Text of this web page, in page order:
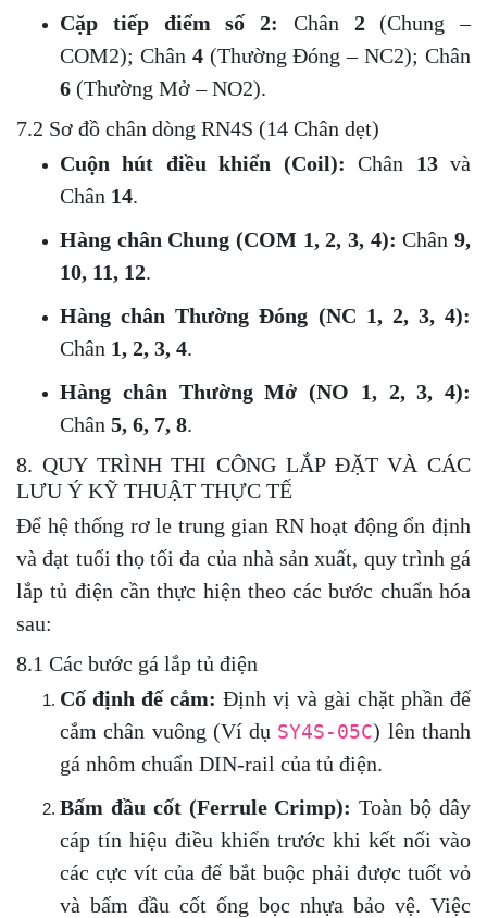
Cặp tiếp điểm số 2: Chân 2(Chung –
COM2); Chân 4(Thường Đóng – NC2); Chân
6 (Thường Mở – NO2).
7.2 Sơ đồ chân dòng RN4S (14 Chân dẹt)
Cuộn hút điều khiển (Coil): Chân 13và
Chân 14.
Hàng chân Chung (COM 1, 2, 3, 4): Chân9,
10, 11, 12.
Hàng chân Thường Đóng (NC 1, 2, 3, 4):
Chân 1, 2, 3, 4.
Hàng chân Thường Mở (NO 1, 2, 3, 4):
Chân 5, 6, 7, 8.
8. QUY TRÌNH THI CÔNG LẮP ĐẶT VÀ CÁC
LƯU Ý KỸ THUẬT THỰC TẾ
Để hệ thống rơ le trung gian RN hoạt động ổn định
và đạt tuổi thọ tối đa của nhà sản xuất, quy trình gá
lắp tủ điện cần thực hiện theo các bước chuẩn hóa
sau:
8.1 Các bước gá lắp tủ điện
Cố định đế cắm: Định vị và gài chặt phần đế
cắm chân vuông (Ví dụ SY4S-05C) lên thanh
gá nhôm chuẩn DIN-rail của tủ điện.
Bấm đầu cốt (Ferrule Crimp): Toàn bộ dây
cáp tín hiệu điều khiển trước khi kết nối vào
các cực vít của đế bắt buộc phải được tuốt vỏ
và bấm đầu cốt ống bọc nhựa bảo vệ. Việc